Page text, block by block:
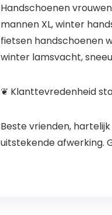
Handschoenen
mannen XL, winter
fietsen handschoenen
winter lamsvacht,
❦ Klanttevredenheid
Beste vrienden,
uitstekende afwerking.